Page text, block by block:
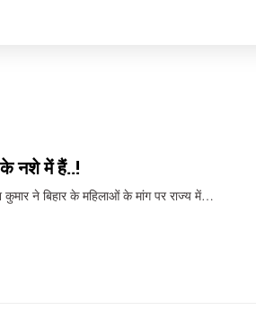
के नशे में हैं..!
ने बिहार के महिलाओं के मांग पर राज्य में…